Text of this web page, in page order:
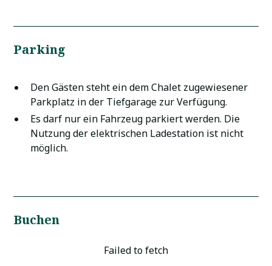
Parking
Den Gästen steht ein dem Chalet zugewiesener
Parkplatz in der Tiefgarage zur Verfügung.
Es darf nur ein Fahrzeug parkiert werden. Die
Nutzung der elektrischen Ladestation ist nicht
möglich.
Buchen
Failed to fetch